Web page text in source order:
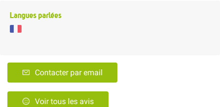
Langues parlées
Contacter par email
Voir tous les avis